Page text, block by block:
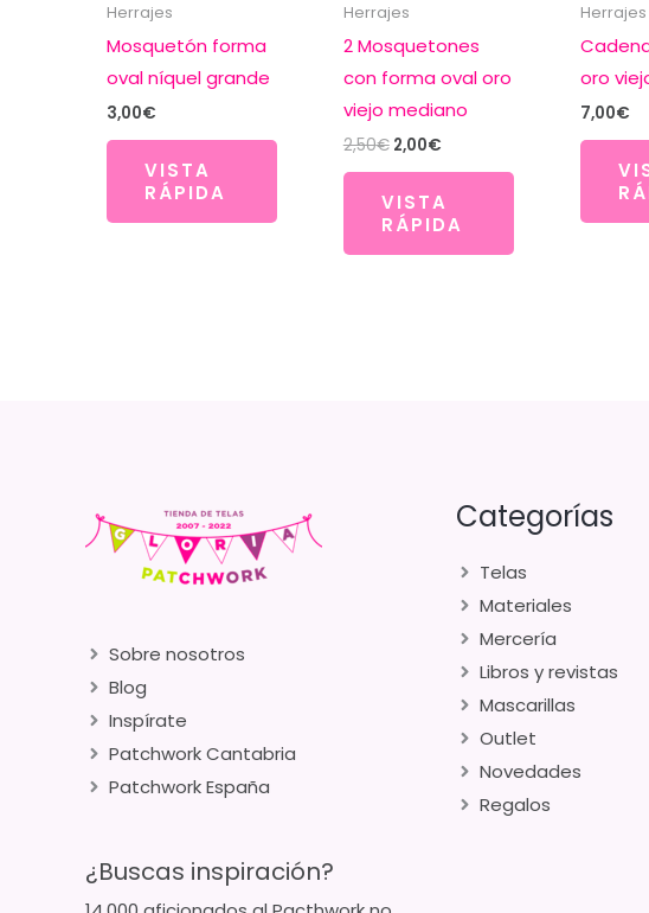
Herrajes
Mosquetón forma
oval níquel grande
3,00€
VISTA
RÁPIDA
Herrajes
2 Mosquetones
con forma oval oro
viejo mediano
2,50€ El
era:
2,50€.
2,00€El
es:
2,00€.
VISTA
RÁPIDA
Herrajes
oro
7,00€
Sobre nosotros
Blog
Inspírate
Patchwork Cantabria
Patchwork España
¿Buscas inspiración?
Categorías
Telas
Materiales
Mercería
Libros y revistas
Mascarillas
Outlet
Novedades
Regalos